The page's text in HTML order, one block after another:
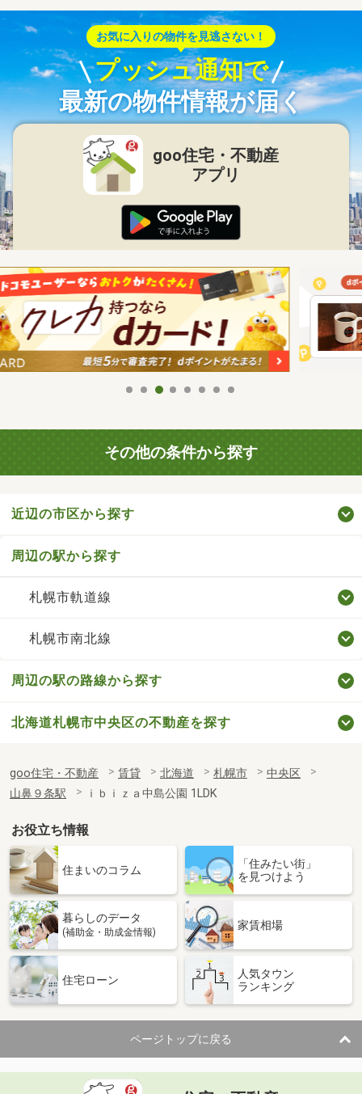
お気に入りの物件を見逃さない！
プッシュ通知で
最新の物件情報が届く
goo住宅・不動産
アプリ
その他の条件から探す
近辺の市区から探す
周辺の駅から探す
札幌市軌道線
札幌市南北線
周辺の駅の路線から探す
北海道札幌市中央区の不動産を探す
goo住宅・不動産 賃貸 北海道 札幌市
中央区
山鼻９条駅
ｉｂｉｚａ中島公園 1LDK
お役立ち情報
住まいのコラム
「住みたい街」
を見つけよう
暮らしのデータ
(補助金・助成金情報)
家賃相場
住宅ローン
人気タウン
ランキング
ページトップに戻る